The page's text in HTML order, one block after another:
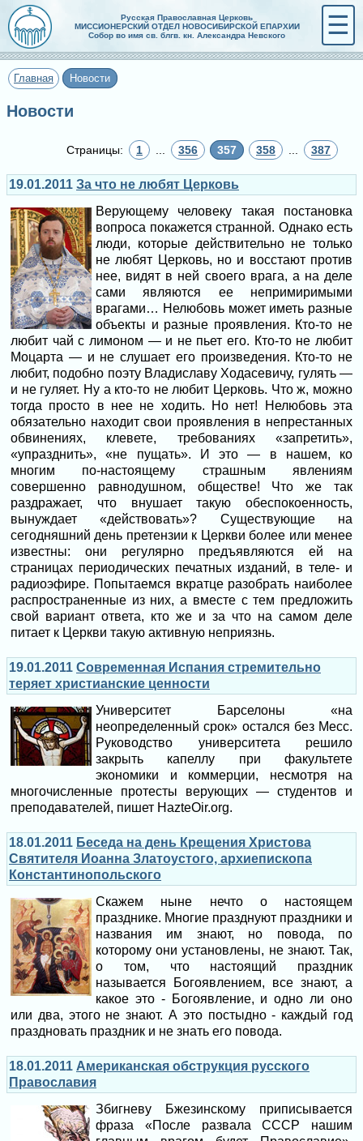
Русская Православная Церковь
МИССИОНЕРСКИЙ ОТДЕЛ НОВОСИБИРСКОЙ ЕПАРХИИ
Собор во имя св. блгв. кн. Александра Невского
☰
Главная Новости
Новости
Страницы: 1 356 357 358 387
19.01.2011 За что не любят Церковь
Верующему человеку такая постановка
вопроса покажется странной. Однако есть
люди, которые действительно не только
не любят Церковь, но и восстают против
нее, видят в ней своего врага, а на деле
сами являются ее непримиримыми
врагами… Нелюбовь может иметь разные
объекты и разные проявления. Кто-то не
любит чай с лимоном — и не пьет его. Кто-то не любит
Моцарта — и не слушает его произведения. Кто-то не
любит, подобно поэту Владиславу Ходасевичу, гулять —
и не гуляет. Ну а кто-то не любит Церковь. Что ж, можно
тогда просто в нее не ходить. Но нет! Нелюбовь эта
обязательно находит свои проявления в непрестанных
обвинениях, клевете, требованиях «запретить»,
«упразднить», «не пущать». И это — в нашем, ко
многим по-настоящему страшным явлениям
совершенно равнодушном, обществе! Что же так
раздражает, что внушает такую обеспокоенность,
вынуждает «действовать»? Существующие на
сегодняшний день претензии к Церкви более или менее
известны: они регулярно предъявляются ей на
страницах периодических печатных изданий, в теле- и
радиоэфире. Попытаемся вкратце разобрать наиболее
распространенные из них, а вместе с тем предложить
свой вариант ответа, кто же и за что на самом деле
питает к Церкви такую активную неприязнь.
19.01.2011 Современная Испания стремительно
теряет христианские ценности
Университет Барселоны «на
неопределенный срок» остался без Месс.
Руководство университета решило
закрыть капеллу при факультете
экономики и коммерции, несмотря на
многочисленные протесты верующих — студентов и
преподавателей, пишет HazteOir.org.
18.01.2011 Беседа на день Крещения Христова
Святителя Иоанна Златоустого, архиепископа
Константинопольского
Скажем ныне нечто о настоящем
празднике. Многие празднуют праздники и
названия им знают, но повода, по
которому они установлены, не знают. Так,
о том, что настоящий праздник
называется Богоявлением, все знают, а
какое это - Богоявление, и одно ли оно
или два, этого не знают. А это постыдно - каждый год
праздновать праздник и не знать его повода.
18.01.2011 Американская обструкция русского
Православия
Збигневу Бжезинскому приписывается
фраза «После развала СССР нашим